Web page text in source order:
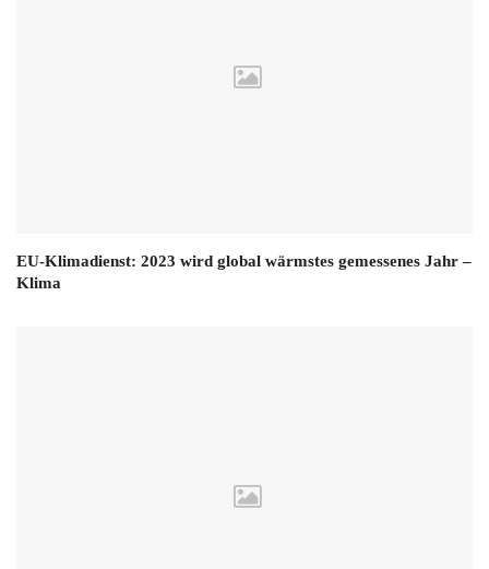
EU-Klimadienst: 2023 wird global wärmstes gemessenes Jahr –
Klima